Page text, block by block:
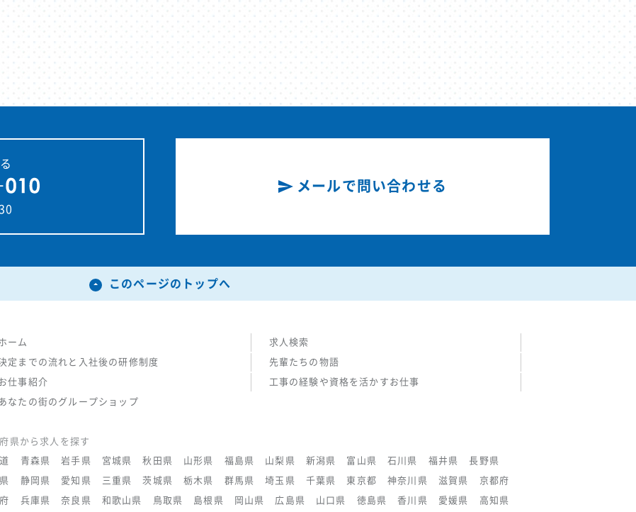
メールで問い合わせる
このページのトップへ
ーム 求人検索
定までの流れと入社後の研修制度 先輩たちの物語
仕事紹介 工事の経験や資格を活かすお仕事
なたの街のグループショップ
県から求人を探す
青森県 岩手県 宮城県 秋田県 山形県 福島県 山梨県 新潟県 富山県 石川県 福井県 長野県
静岡県 愛知県 三重県 茨城県 栃木県 群馬県 埼玉県 千葉県 東京都 神奈川県 滋賀県 京都府
兵庫県 奈良県 和歌山県 鳥取県 島根県 岡山県 広島県 山口県 徳島県 香川県 愛媛県 高知県